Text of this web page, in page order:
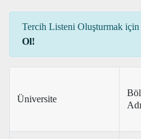
Tercih Listeni Oluşturmak için
Ol!
Üniversite
Adı